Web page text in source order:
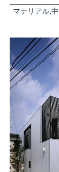
マテリアル,